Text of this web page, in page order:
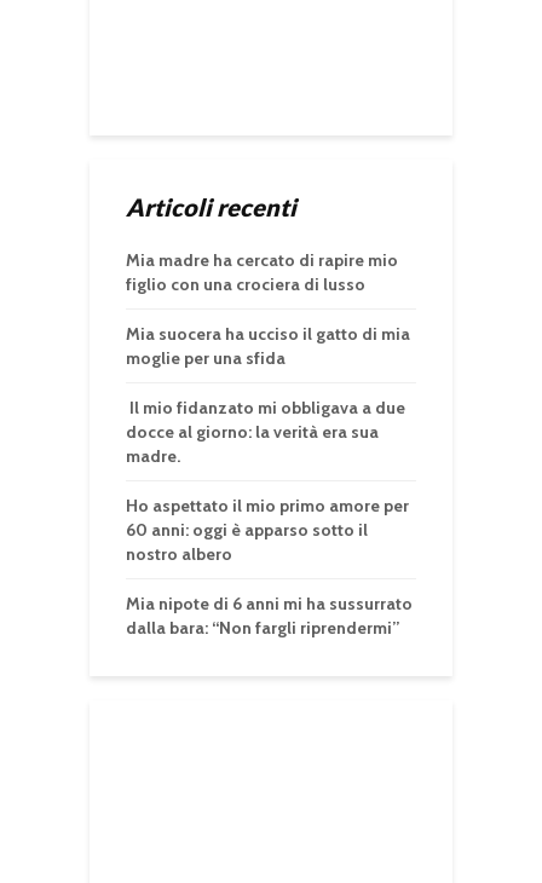
Articoli recenti
Mia madre ha cercato di rapire mio
figlio con una crociera di lusso
Mia suocera ha ucciso il gatto di mia
moglie per una sfida
Il mio fidanzato mi obbligava a due
docce al giorno: la verità era sua
madre.
Ho aspettato il mio primo amore per
60 anni: oggi è apparso sotto il
nostro albero
Mia nipote di 6 anni mi ha sussurrato
dalla bara: “Non fargli riprendermi”